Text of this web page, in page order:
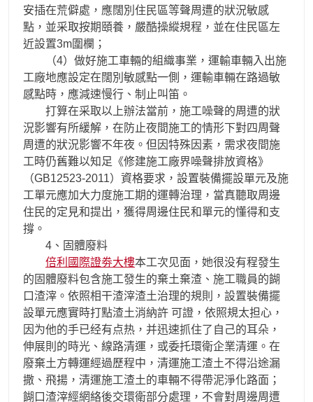
安插在荒僻處，應闊別住民區等聲周遭的狀況敏感
點，並采取按期頤養，嚴酷操縱規程，並在住民區左
近設置3m圍欄；
（4）做好施工車輛的組織事業，運輸車輛入出施
工廠地應設定在闊別敏感點一側，運輸車輛在路過敏
感點時，應減速慢行、制止叫笛。
打算在采取以上辦法當前，施工噪聲的周遭的狀
況影響有所緩解，在防止夜間施工的情形下對四周聲
周遭的狀況影響不年夜。但因特殊因素，需求夜間施
工時仍舊難以知足《修建施工廠界噪聲排放資格》
（GB12523-2011）資格要求，設置裝備擺設單元及施
工單元應加大力度施工期的運轉治理，當真聽取周邊
住民的定見和提出，獲得周邊住民和單元的懂得和支
撐。
4、固體廢料
倍利國際證劵大樓本工次见面，她很没有程發生
的固體廢料包含施工發生的棄土棄渣、施工職員的餬
口渣滓。依照相干渣滓渣土治理的規則，設置裝備擺
設單元應實時打點渣土消納許 可證，依照規太担心，
因为他的手已经有点热，并迅速抓住了自己的耳朵，
伸展則的時光、線路清運，或委托環衛企業清運。在
廢棄土方轉運經過歷程中，清運施工渣土不得沿途漏
撒、飛揚，清運施工渣土的車輛不得帶泥淨化路面；
餬口渣滓經網絡後交環衛部分處理，不會對周邊周遭